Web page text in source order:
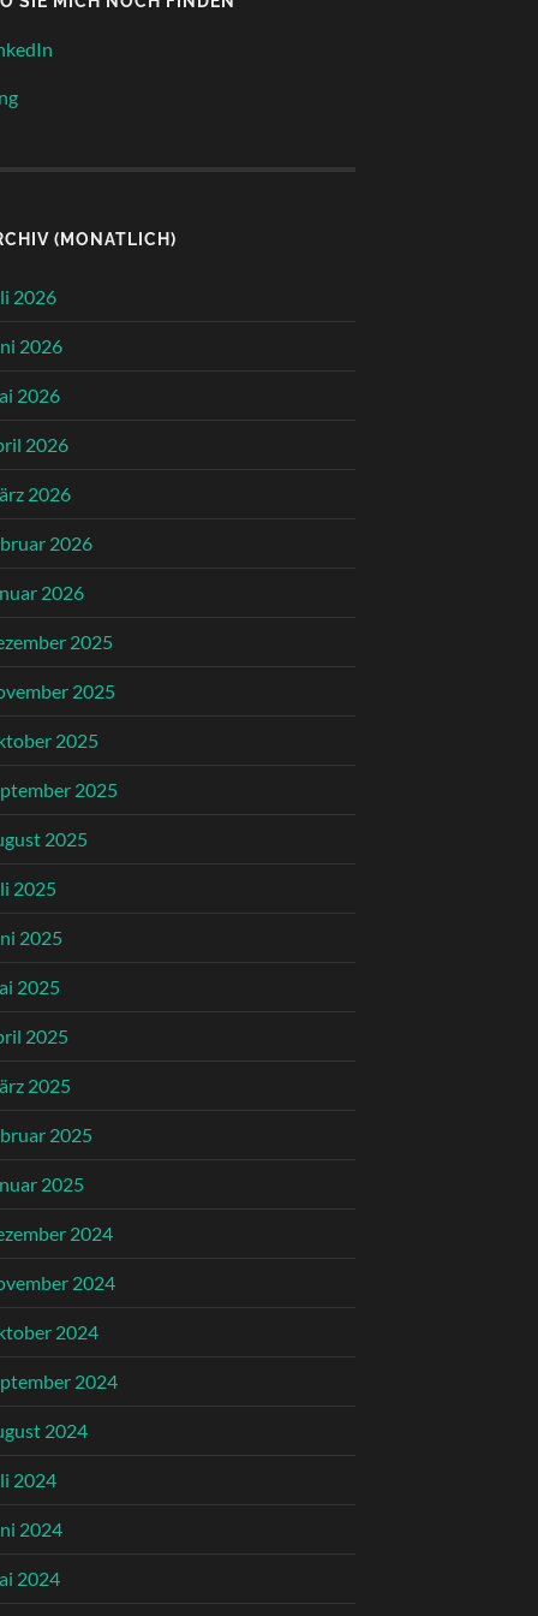
(MONATLICH)
2026
2026
2026
2026
2026
2026
2026
2025
2025
2025
2025
2025
2025
2025
2025
2025
2025
2025
2025
2024
2024
2024
2024
2024
2024
2024
2024